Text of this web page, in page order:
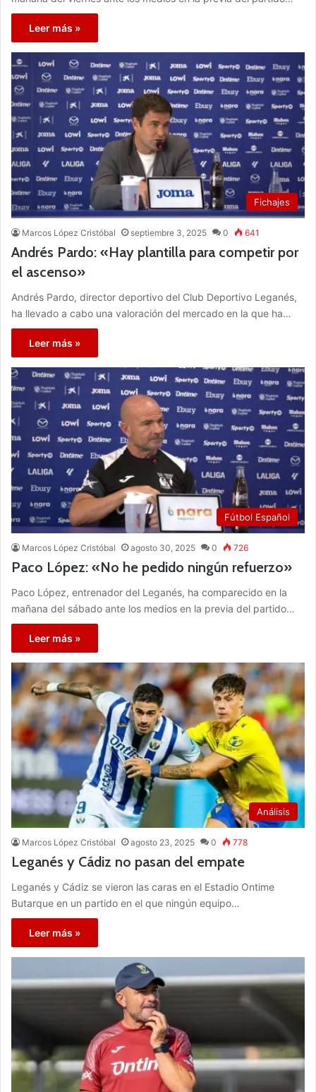
Leer más »
Fichajes
Marcos López Cristóbal septiembre 3, 2025 0 641
Andrés Pardo: «Hay plantilla para competir por
el ascenso»
Andrés Pardo, director deportivo del Club Deportivo Leganés,
ha llevado a cabo una valoración del mercado en la que ha…
Leer más »
Fútbol Español
Marcos López Cristóbal agosto 30, 2025 0 726
Paco López: «No he pedido ningún refuerzo»
Paco López, entrenador del Leganés, ha comparecido en la
mañana del sábado ante los medios en la previa del partido…
Leer más »
Análisis
Marcos López Cristóbal agosto 23, 2025 0 778
Leganés y Cádiz no pasan del empate
Leganés y Cádiz se vieron las caras en el Estadio Ontime
Butarque en un partido en el que ningún equipo…
Leer más »